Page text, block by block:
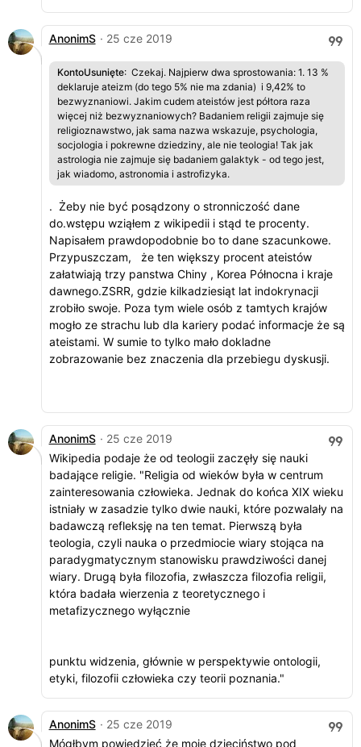
AnonimS · 25 cze 2019
KontoUsunięte: Czekaj. Najpierw dwa sprostowania: 1. 13 %
deklaruje ateizm (do tego 5% nie ma zdania) i 9,42% to
bezwyznaniowi. Jakim cudem ateistów jest półtora raza
więcej niż bezwyznaniowych? Badaniem religii zajmuje się
religioznawstwo, jak sama nazwa wskazuje, psychologia,
socjologia i pokrewne dziedziny, ale nie teologia! Tak jak
astrologia nie zajmuje się badaniem galaktyk - od tego jest,
jak wiadomo, astronomia i astrofizyka.
. Żeby nie być posądzony o stronniczość dane
do.wstępu wziąłem z wikipedii i stąd te procenty.
Napisałem prawdopodobnie bo to dane szacunkowe.
Przypuszczam, że ten większy procent ateistów
załatwiają trzy panstwa Chiny , Korea Północna i kraje
dawnego.ZSRR, gdzie kilkadziesiąt lat indokrynacji
zrobiło swoje. Poza tym wiele osób z tamtych krajów
mogło ze strachu lub dla kariery podać informacje że są
ateistami. W sumie to tylko mało dokladne
zobrazowanie bez znaczenia dla przebiegu dyskusji.
AnonimS · 25 cze 2019
Wikipedia podaje że od teologii zaczęły się nauki
badające religie. "Religia od wieków była w centrum
zainteresowania człowieka. Jednak do końca XIX wieku
istniały w zasadzie tylko dwie nauki, które pozwalały na
badawczą refleksję na ten temat. Pierwszą była
teologia, czyli nauka o przedmiocie wiary stojąca na
paradygmatycznym stanowisku prawdziwości danej
wiary. Drugą była filozofia, zwłaszcza filozofia religii,
która badała wierzenia z teoretycznego i
metafizycznego wyłącznie
punktu widzenia, głównie w perspektywie ontologii,
etyki, filozofii człowieka czy teorii poznania."
AnonimS · 25 cze 2019
Mógłbym powiedzieć że moje dzieciństwo pod